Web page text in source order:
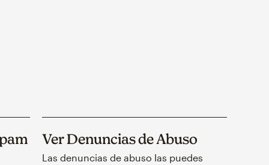
Ver Denuncias de Abuso
Las denuncias de abuso las puedes